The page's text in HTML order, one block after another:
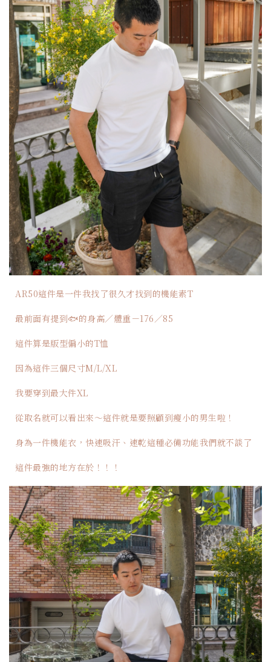
AR50這件是一件我找了很久才找到的機能素T
最前面有提到🐟的身高／體重－176／85
這件算是版型偏小的T恤
因為這件三個尺寸M/L/XL
我要穿到最大件XL
從取名就可以看出來～這件就是要照顧到瘦小的男生啦！
身為一件機能衣，快速吸汗、速乾這種必備功能我們就不談了
這件最強的地方在於！！！